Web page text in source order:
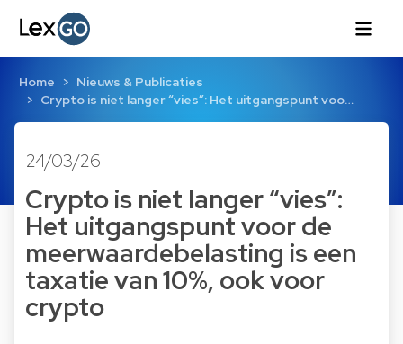
Home
Nieuws & Publicaties
Crypto is niet langer “vies”: Het uitgangspunt voo…
24/03/26
Crypto is niet langer “vies”:
Het uitgangspunt voor de
meerwaardebelasting is een
taxatie van 10%, ook voor
crypto